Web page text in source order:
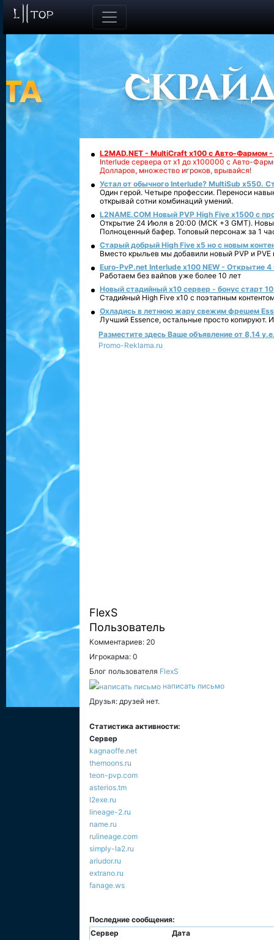
L2MAD.NET - MultiCraft x100 с Авто-Фармом
Interlude сервера от х1 до х100000 с Авто-
Долларов, множество игроков, врывайся!
Устал от обычного Interlude? MultiSub x550.
Один герой. Четыре профессии. Переноси
открывай сотни комбинаций умений.
L2NAME.COM Новый PVP High Five x1500 с
Открытие 24 Июля в 20:00 (МСК +3 GMT).
Полноценный бафер. Топовый персонаж за 1
Старый добрый High Five x5 но с новым
Вместо крыльев мы добавили новый PVP и PVE
Euro-PvP.net Interlude х100 NEW - Открытие 4
Работаем без вайпов уже более 10 лет
Новый стадийный х10 сервер - бонус старт
Стадийный High Five x10 с поэтапным
Охладись в летнюю жару свежим фрешем
Лучший Essence, остальные просто копируют.
Разместите здесь Ваше объявление от 8,14
Promo-Reklama.ru
FlexS
Пользователь
Комментариев: 20
Игрокарма: 0
Блог пользователя FlexS
написать письмо
Друзья: друзей нет.
Статистика активности:
Сервер
kagnaoffe.net
themoons.ru
teon-pvp.com
asterios.tm
l2exe.ru
lineage-2.ru
name.ru
rulineage.com
simply-la2.ru
ariudor.ru
extrano.ru
fanage.ws
Последние сообщения:
Сервер
Дата